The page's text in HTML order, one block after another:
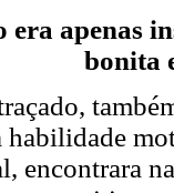
era apenas
bonita
habilidade
encontrara